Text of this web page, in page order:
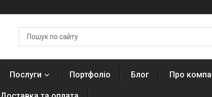
Послуги Портфоліо Блог Про